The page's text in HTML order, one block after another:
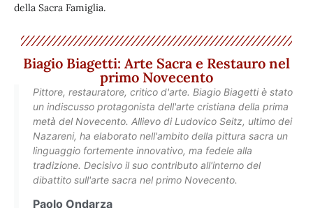
della Sacra Famiglia.
Biagio Biagetti: Arte Sacra e Restauro nel
primo Novecento
Pittore, restauratore, critico d'arte. Biagio Biagetti è stato
un indiscusso protagonista dell'arte cristiana della prima
metà del Novecento. Allievo di Ludovico Seitz, ultimo dei
Nazareni, ha elaborato nell'ambito della pittura sacra un
linguaggio fortemente innovativo, ma fedele alla
tradizione. Decisivo il suo contributo all'interno del
dibattito sull'arte sacra nel primo Novecento.
Paolo Ondarza